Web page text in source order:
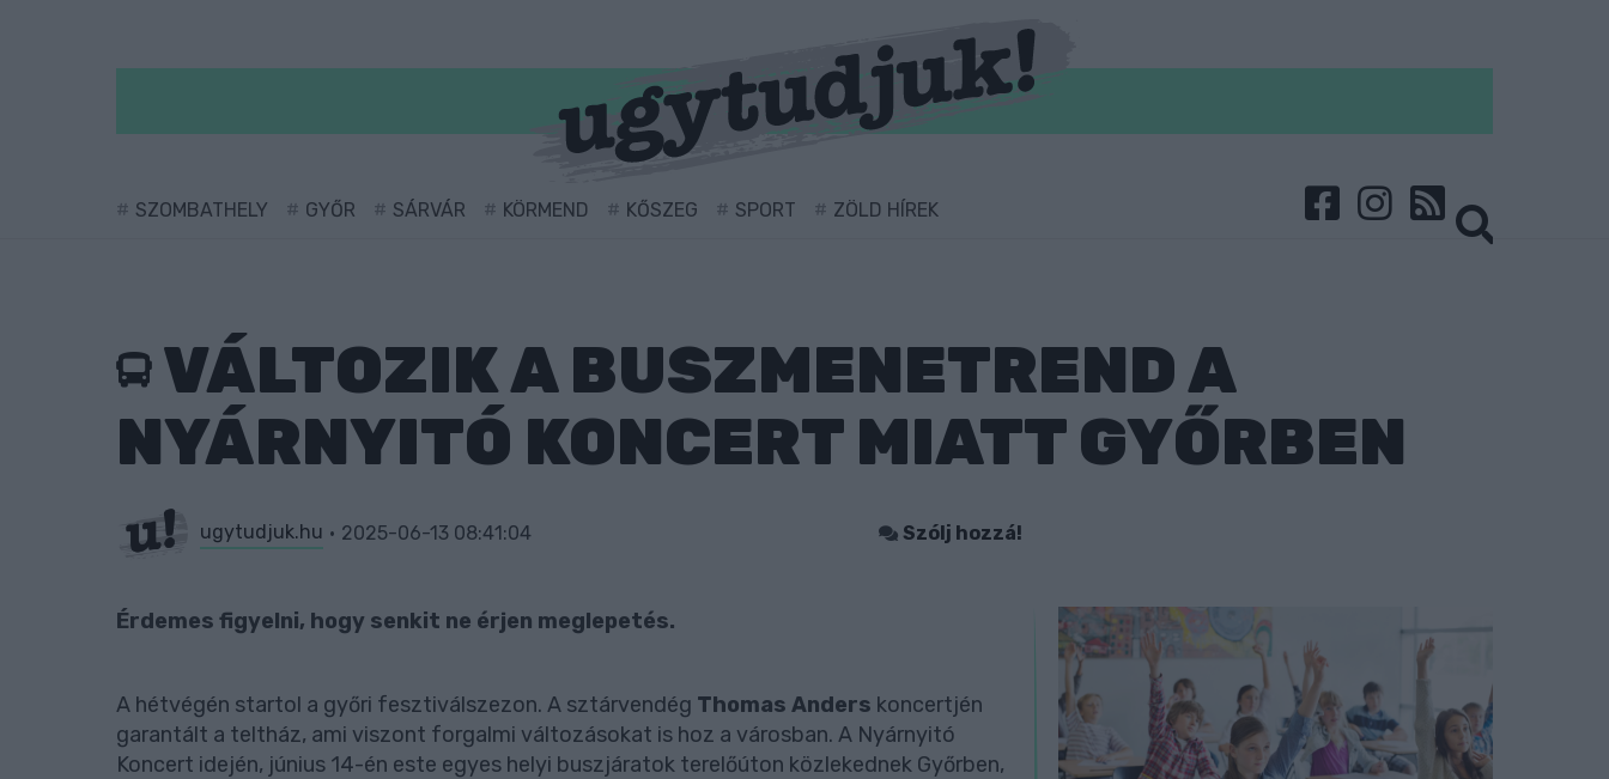
SZOMBATHELY GYŐR SÁRVÁR KÖRMEND KŐSZEG SPORT ZÖLD HÍREK
VÁLTOZIK A BUSZMENETREND A
NYÁRNYITÓ KONCERT MIATT GYŐRBEN
ugytudjuk.hu 2025-06-13 08:41:04 Szólj hozzá!
Érdemes figyelni, hogy senkit ne érjen meglepetés.
A hétvégén startol a győri fesztiválszezon. A sztárvendég Thomas Anders koncertjén
garantált a teltház, ami viszont forgalmi változásokat is hoz a városban. A Nyárnyitó
Koncert idején, június 14-én este egyes helyi buszjáratok terelőúton közlekednek Győrben,